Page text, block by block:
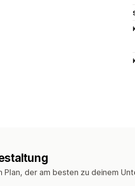
Plan, der am besten zu deinem